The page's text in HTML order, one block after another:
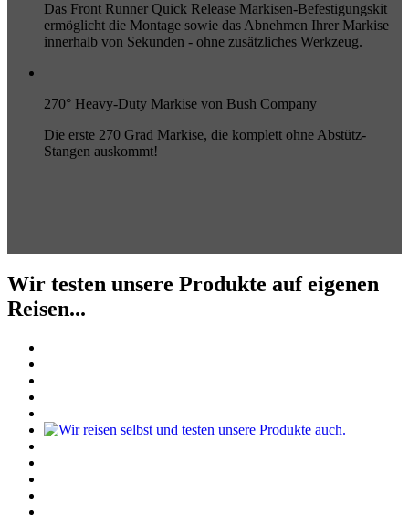
Das Front Runner Quick Release Markisen-Befestigungskit
ermöglicht die Montage sowie das Abnehmen Ihrer Markise
innerhalb von Sekunden - ohne zusätzliches Werkzeug.
270° Heavy-Duty Markise von Bush Company
Die erste 270 Grad Markise, die komplett ohne Abstütz-
Stangen auskommt!
Wir testen unsere Produkte auf eigenen
Reisen...